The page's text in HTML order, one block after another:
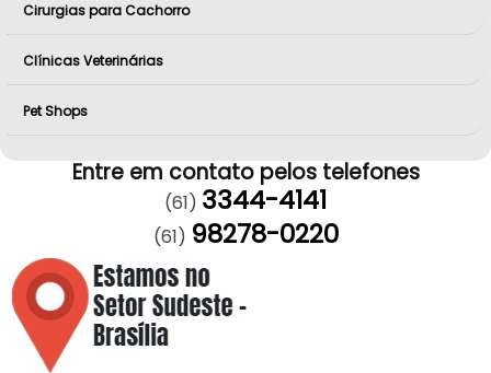
Cirurgias para Cachorro
Clínicas Veterinárias
Pet Shops
Entre em contato pelos telefones
(61) 3344-4141
(61) 98278-0220